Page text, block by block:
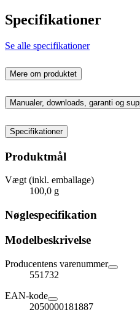
Specifikationer
Se alle specifikationer
Mere om produktet
Manualer, downloads, garanti og
Specifikationer
Produktmål
Vægt (inkl. emballage)
100,0 g
Nøglespecifikation
Modelbeskrivelse
Producentens varenummer
551732
EAN-kode
2050000181887